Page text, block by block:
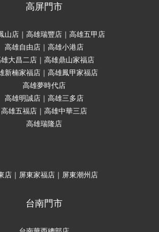
高屏門市
山店｜高雄瑞豐店｜高雄五甲店
高雄自由店｜高雄小港店
大昌二店｜高雄鼎山家福店
新楠家福店｜高雄鳳甲家福店
高雄夢時代店
高雄明誠店｜高雄三多店
高雄五福店｜高雄中華三店
高雄瑞隆店
店｜屏東家福店｜屏東潮州店
台南門市